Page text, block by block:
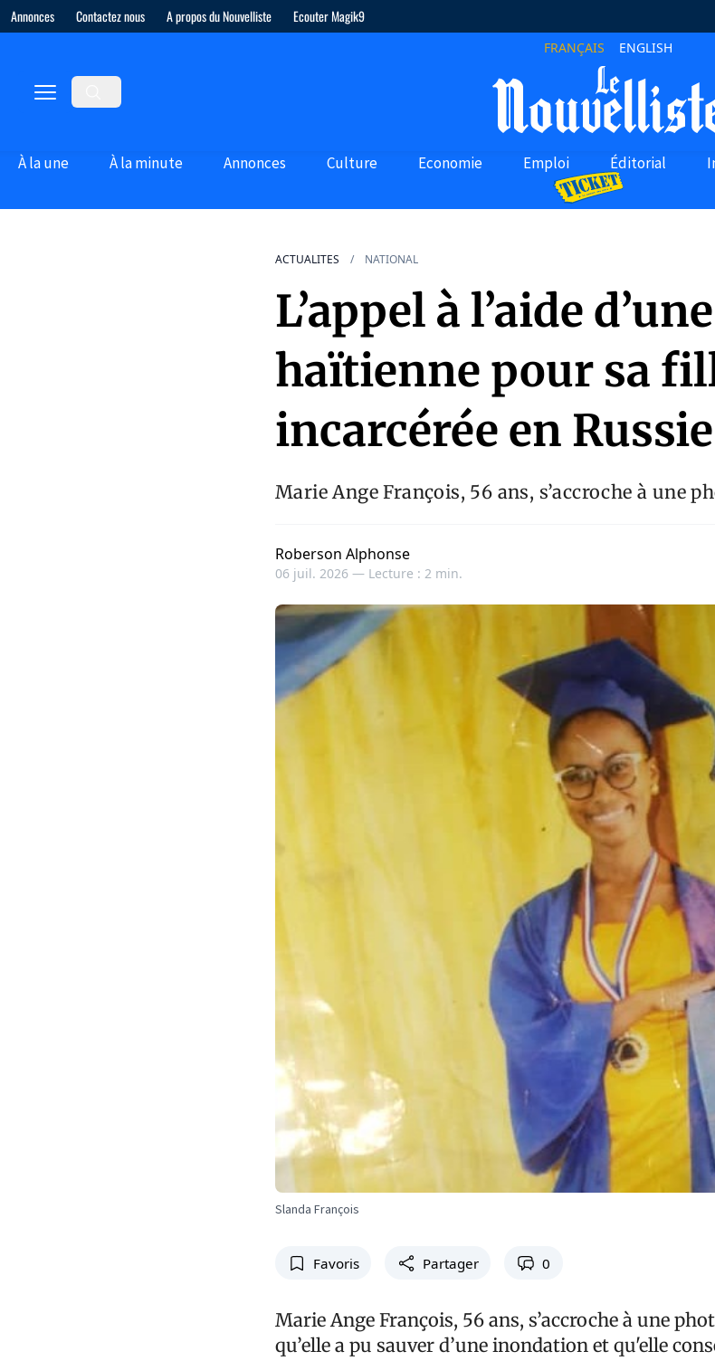
Annonces Contactez nous A propos du Nouvelliste Ecouter Magik9
FRANÇAIS ENGLISH
À la une À la minute Annonces Culture Economie Emploi Éditorial
ACTUALITES NATIONAL
L’appel à l’aide
haïtienne pour sa
incarcérée en Russie
Marie Ange François, 56 ans, s’accroche à une
Roberson Alphonse
06 juil. 2026 — Lecture : 2 min.
Slanda François
Favoris Partager 0
Marie Ange François, 56 ans, s’accroche à une
qu’elle a pu sauver d’une inondation et qu'elle